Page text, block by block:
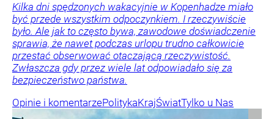
Kilka dni spędzonych wakacyjnie w Kopenhadze miało
być przede wszystkim odpoczynkiem. I rzeczywiście
było. Ale jak to często bywa, zawodowe doświadczenie
sprawia, że nawet podczas urlopu trudno całkowicie
przestać obserwować otaczającą rzeczywistość.
Zwłaszcza gdy przez wiele lat odpowiadało się za
bezpieczeństwo państwa.
Opinie i komentarzePolitykaKrajŚwiatTylko u Nas